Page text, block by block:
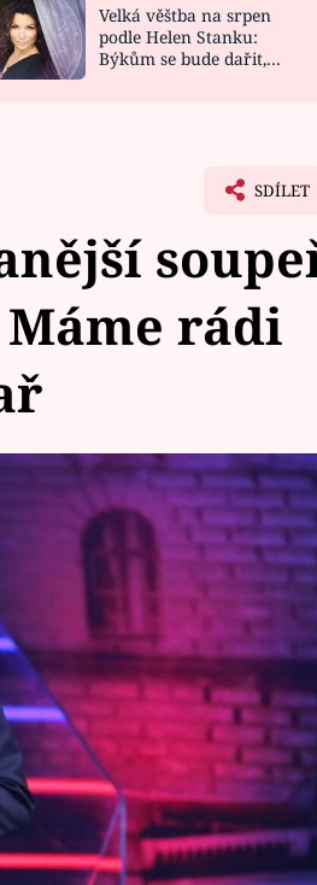
NOVINKY
VIDEORECEPTY
Velká věštba na srpen
podle Helen Stanku:
Býkům se bude dařit,
SDÍLET
rádi